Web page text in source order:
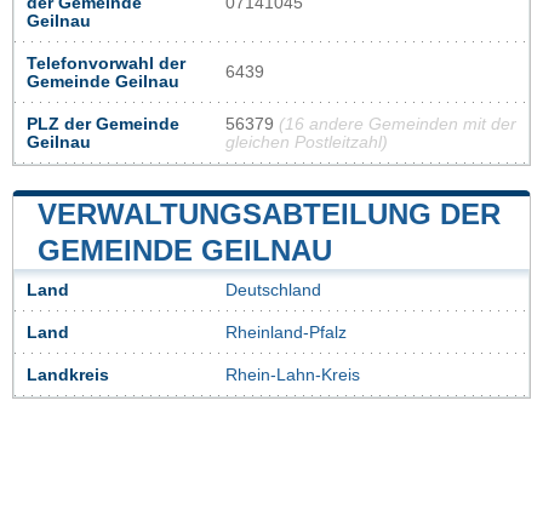
Geilnau
Telefonvorwahl der
Gemeinde Geilnau
6439
PLZ der Gemeinde
Geilnau
56379 (16 andere Gemeinden mit der
gleichen Postleitzahl)
VERWALTUNGSABTEILUNG DER
GEMEINDE GEILNAU
Land Deutschland
Land Rheinland-Pfalz
Landkreis Rhein-Lahn-Kreis